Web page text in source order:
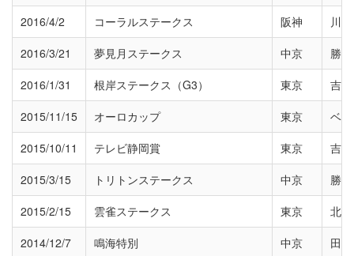
2016/4/2
コーラルステークス 阪神
川
2016/3/21
夢見月ステークス 中京
勝
2016/1/31
根岸ステークス（G3） 東京
吉
2015/11/15
オーロカップ 東京
ベ
2015/10/11
テレビ静岡賞 東京
吉
2015/3/15
トリトンステークス 中京
勝
2015/2/15
雲雀ステークス 東京
北
2014/12/7
鳴海特別 中京
田